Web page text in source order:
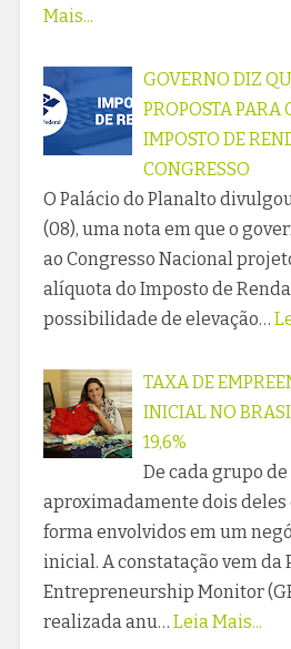
Mais...
GOVERNO DIZ
PROPOSTA PARA
IMPOSTO DE
CONGRESSO
O Palácio do Planalto
(08), uma nota em que o
ao Congresso Nacional
alíquota do Imposto de
possibilidade de elevação…
TAXA DE
INICIAL NO
19,6%
De cada grupo
aproximadamente dois deles
forma envolvidos em um
inicial. A constatação vem da
Entrepreneurship Monitor
realizada anu… Leia Mais...